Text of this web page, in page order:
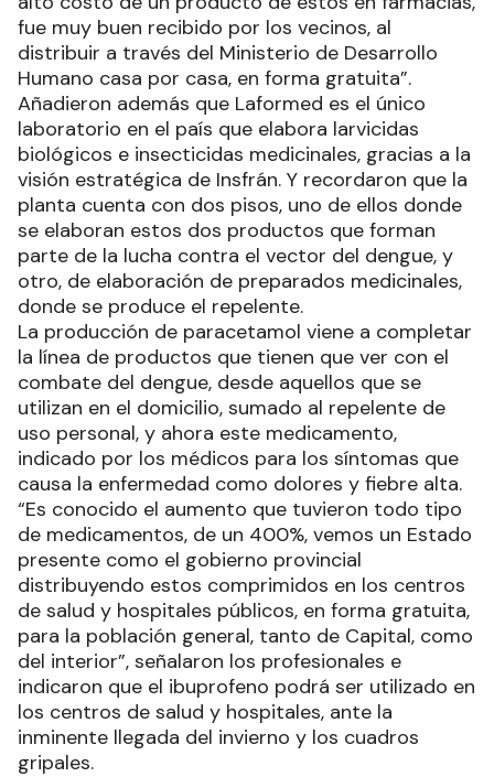
fue muy buen recibido por los vecinos, al
distribuir a través del Ministerio de Desarrollo
Humano casa por casa, en forma gratuita”.
Añadieron además que Laformed es el único
laboratorio en el país que elabora larvicidas
biológicos e insecticidas medicinales, gracias a la
visión estratégica de Insfrán. Y recordaron que la
planta cuenta con dos pisos, uno de ellos donde
se elaboran estos dos productos que forman
parte de la lucha contra el vector del dengue, y
otro, de elaboración de preparados medicinales,
donde se produce el repelente.
La producción de paracetamol viene a completar
la línea de productos que tienen que ver con el
combate del dengue, desde aquellos que se
utilizan en el domicilio, sumado al repelente de
uso personal, y ahora este medicamento,
indicado por los médicos para los síntomas que
causa la enfermedad como dolores y fiebre alta.
“Es conocido el aumento que tuvieron todo tipo
de medicamentos, de un 400%, vemos un Estado
presente como el gobierno provincial
distribuyendo estos comprimidos en los centros
de salud y hospitales públicos, en forma gratuita,
para la población general, tanto de Capital, como
del interior”, señalaron los profesionales e
indicaron que el ibuprofeno podrá ser utilizado en
los centros de salud y hospitales, ante la
inminente llegada del invierno y los cuadros
gripales.